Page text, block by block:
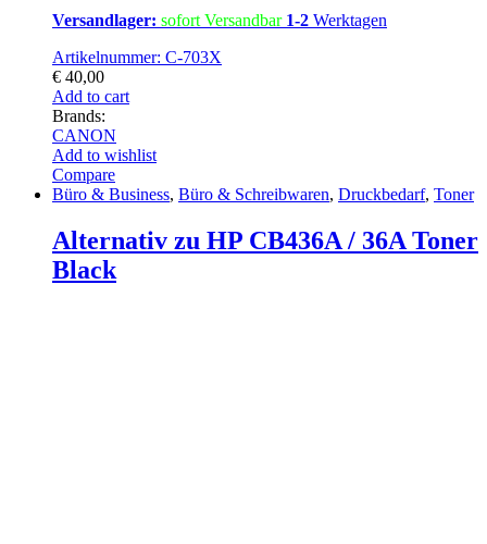
Versandlager: sofort Versandbar 1-2 Werktagen
Artikelnummer: C-703X
€ 40,00
Add to cart
Brands:
CANON
Add to wishlist
Compare
Büro & Business, Büro & Schreibwaren, Druckbedarf, Toner
Alternativ zu HP CB436A / 36A Toner
Black